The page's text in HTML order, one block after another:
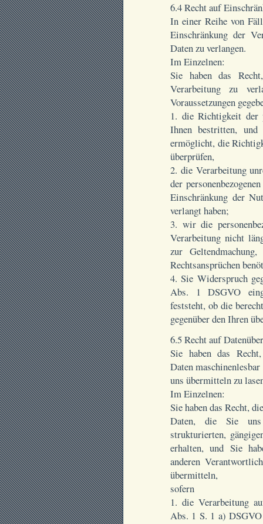
6.4 Recht auf
In einer Reihe von
Einschränkung der
Daten zu verlangen.
Im Einzelnen:
Sie haben das
Verarbeitung zu
Voraussetzungen
1. die Richtigkeit der
Ihnen bestritten,
ermöglicht, die
überprüfen,
2. die Verarbeitung
der
Einschränkung der
verlangt haben;
3. wir die
Verarbeitung nicht
zur
Rechtsansprüchen
4. Sie Widerspruch
Abs. 1 DSGVO
feststeht, ob die
gegenüber den Ihren
6.5 Recht auf
Sie haben das Recht,
Daten
uns übermitteln zu
Im Einzelnen:
Sie haben das Recht,
Daten, die Sie
strukturierten,
erhalten, und Sie
anderen
übermitteln,
sofern
1. die Verarbeitung
Abs. 1 S. 1 a)